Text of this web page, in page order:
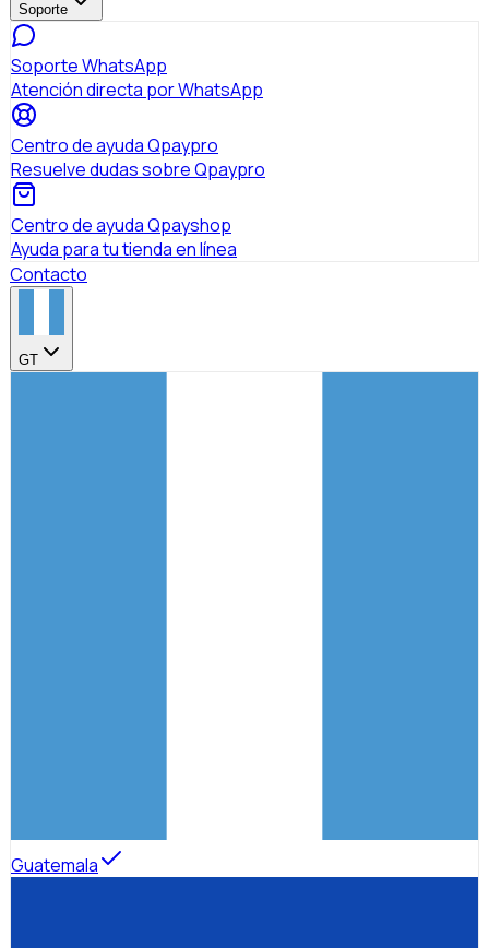
Soporte
Soporte WhatsApp
Atención directa por WhatsApp
Centro de ayuda Qpaypro
Resuelve dudas sobre Qpaypro
Centro de ayuda Qpayshop
Ayuda para tu tienda en línea
Contacto
GT
Guatemala